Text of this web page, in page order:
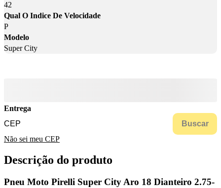
42
Qual O Indice De Velocidade
P
Modelo
Super City
Entrega
Buscar
Não sei meu CEP
Descrição do produto
Pneu Moto Pirelli Super City Aro 18 Dianteiro 2.75-